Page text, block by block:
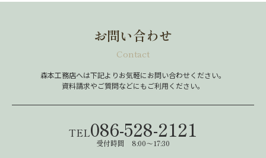
お問い合わせ
Contact
森本工務店へは下記よりお気軽にお問い合わせください。
資料請求やご質問などにもご利用ください。
TEL086-528-2121
受付時間 8:00～17:30